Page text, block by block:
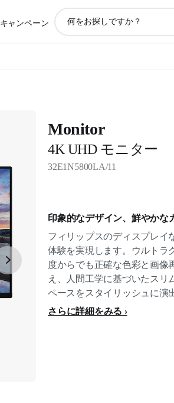
キャンペーン
索
Monitor
4K UHD モニター
32E1N5800LA/11
印象的なデザイン、鮮やかな
フィリップスのディスプレイ
体験を実現します。ウルトラ
度からでも正確な色彩と画像
え、人間工学に基づいたスリ
ペースをスタイリッシュに演
さらに詳細をみる